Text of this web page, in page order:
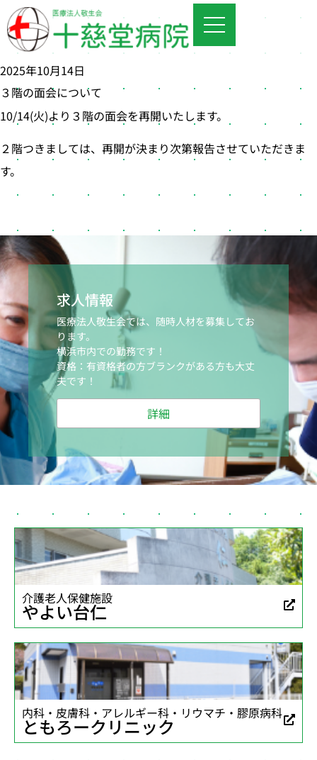
2025年10月14日
３階の面会について
10/14(火)より３階の面会を再開いたします。
２階つきましては、再開が決まり次第報告させていただきま
す。
求人情報
医療法人敬生会では、随時人材を募集してお
ります。
横浜市内での勤務です！
資格：有資格者の方ブランクがある方も大丈
夫です！
詳細
介護老人保健施設
やよい台仁
内科・皮膚科・アレルギー科・リウマチ・膠原病科
ともろークリニック